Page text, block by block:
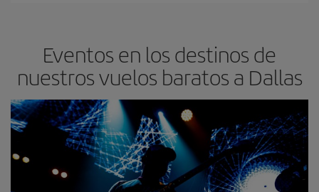
Eventos en los destinos de
nuestros vuelos baratos a Dallas